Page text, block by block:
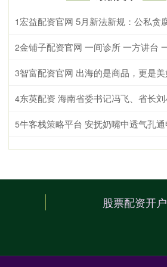
1
2
3
4
5
股票配资开户